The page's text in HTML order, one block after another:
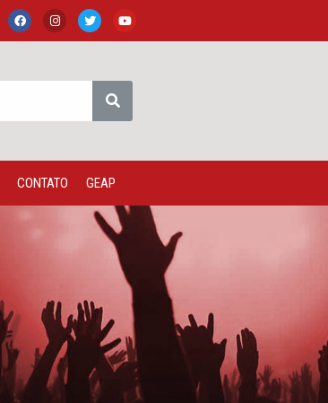
CONTATO GEAP